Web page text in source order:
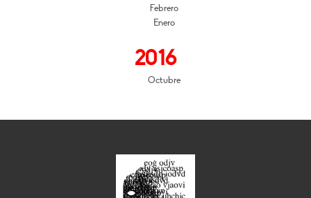
Febrero
Enero
2016
Octubre